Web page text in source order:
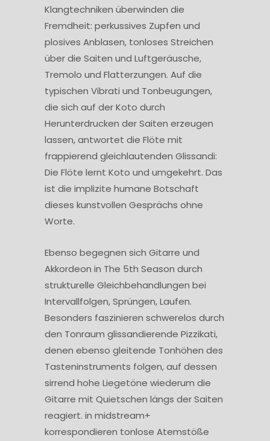
Klangtechniken überwinden die
Fremdheit: perkussives Zupfen und
plosives Anblasen, tonloses Streichen
über die Saiten und Luftgeräusche,
Tremolo und Flatterzungen. Auf die
typischen Vibrati und Tonbeugungen,
die sich auf der Koto durch
Herunterdrucken der Saiten erzeugen
lassen, antwortet die Flöte mit
frappierend gleichlautenden Glissandi:
Die Flöte lernt Koto und umgekehrt. Das
ist die implizite humane Botschaft
dieses kunstvollen Gesprächs ohne
Worte.
Ebenso begegnen sich Gitarre und
Akkordeon in The 5th Season durch
strukturelle Gleichbehandlungen bei
Intervallfolgen, Sprüngen, Laufen.
Besonders faszinieren schwerelos durch
den Tonraum glissandierende Pizzikati,
denen ebenso gleitende Tonhöhen des
Tasteninstruments folgen, auf dessen
sirrend hohe Liegetöne wiederum die
Gitarre mit Quietschen längs der Saiten
reagiert. in midstream+
korrespondieren tonlose Atemstöße